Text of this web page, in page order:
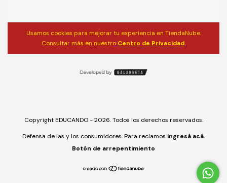
Usamos cookies para mejorar tu experiencia en TiendaNube.
Consultar más en nuestro Centro de Privacidad.
Copyright EDUCANDO - 2026. Todos los derechos reservados.
Defensa de las y los consumidores. Para reclamos ingresá acá.
Botón de arrepentimiento